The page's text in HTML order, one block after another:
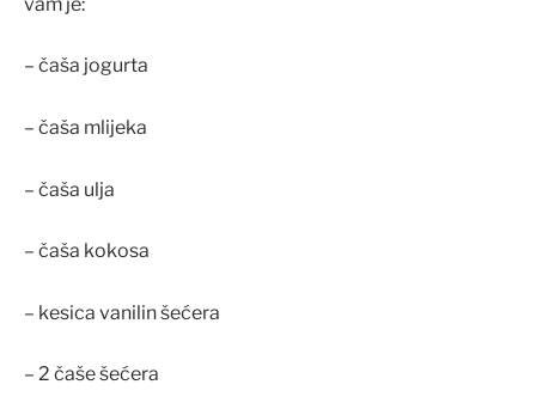
– čaša jogurta
– čaša mlijeka
– čaša ulja
– čaša kokosa
– kesica vanilin šećera
– 2 čaše šećera